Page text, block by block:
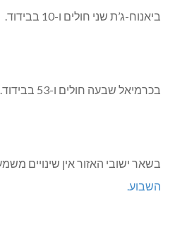
ביאנוח-ג’ת שני חולים ו-10 בבידוד.
בכרמיאל שבעה חולים ו-53 בבידוד.
בשאר ישובי האזור אין שינויים
השבוע.